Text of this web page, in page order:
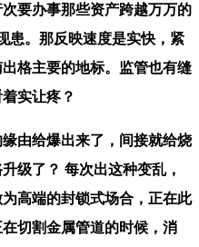
要办事那些资产跨越万万的
患。那反映速度是实快，紧
格主要的地标。监管也有缝
实让疼？
由给爆出来了，间接就给烧
级了？ 每次出这种变乱，
高端的封锁式场合，正在此
切割金属管道的时候，消